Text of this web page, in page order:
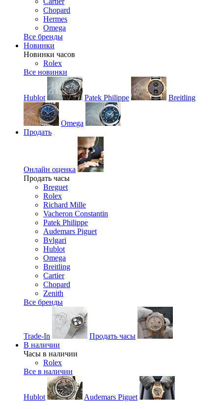
Chopard
Hermes
Omega
Все бренды
Новинки
Новинки часов
Rolex
Все новинки
Hublot Patek Philippe Breitling
Omega
Продать
Онлайн оценка
Продать часы
Breguet
Rolex
Richard Mille
Vacheron Constantin
Patek Philippe
Audemars Piguet
Bvlgari
Hublot
Omega
Breitling
Cartier
Chopard
Zenith
Все бренды
Trade-In
Продать часы
В наличии
Часы в наличии
Rolex
Все в наличии
Hublot Audemars Piguet